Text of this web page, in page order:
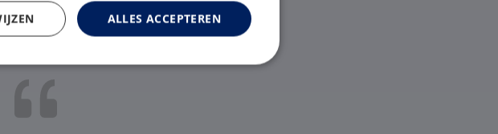
ALLES ACCEPTEREN